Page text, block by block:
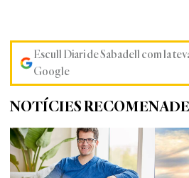
Escull Diari de Sabadell com la
Google
NOTÍCIES